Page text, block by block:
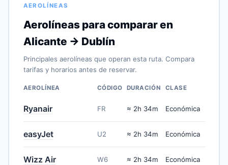
AEROLÍNEAS
Aerolíneas para comparar en
Alicante → Dublín
Principales aerolíneas que operan esta ruta. Compara
tarifas y horarios antes de reservar.
AEROLÍNEA CÓDIGO DURACIÓN CLASE
Ryanair FR ≈ 2h 34m Económica
easyJet U2 ≈ 2h 34m Económica
Wizz Air W6 ≈ 2h 34m Económica